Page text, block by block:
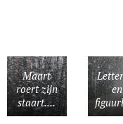
Maart
roert zijn
staart....
en